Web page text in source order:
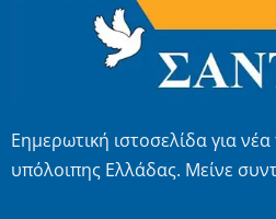
Εημερωτική ιστοσελίδα για
υπόλοιπης Ελλάδας. Μείνε